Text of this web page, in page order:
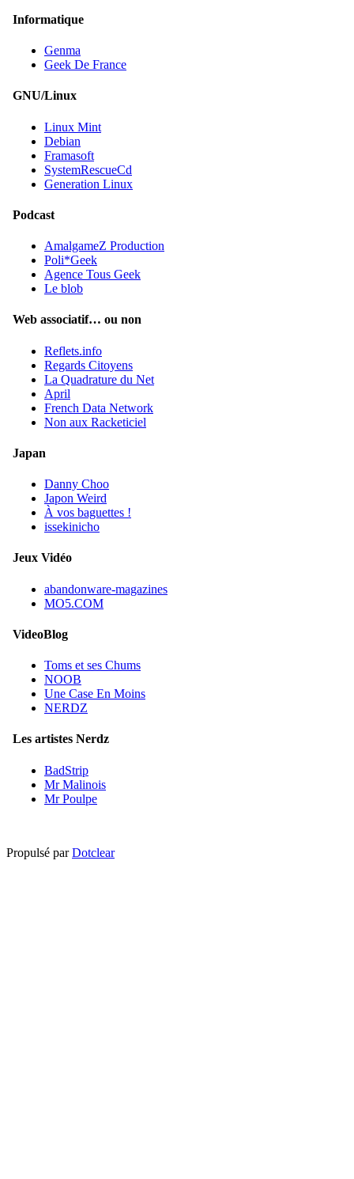
Informatique
Genma
Geek De France
GNU/Linux
Linux Mint
Debian
Framasoft
SystemRescueCd
Generation Linux
Podcast
AmalgameZ Production
Poli*Geek
Agence Tous Geek
Le blob
Web associatif… ou non
Reflets.info
Regards Citoyens
La Quadrature du Net
April
French Data Network
Non aux Racketiciel
Japan
Danny Choo
Japon Weird
À vos baguettes !
issekinicho
Jeux Vidéo
abandonware-magazines
MO5.COM
VideoBlog
Toms et ses Chums
NOOB
Une Case En Moins
NERDZ
Les artistes Nerdz
BadStrip
Mr Malinois
Mr Poulpe
Propulsé parDotclear